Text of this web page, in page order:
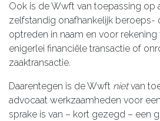
Ook is de Wwft van toepassing op
zelfstandig onafhankelijk beroeps-
optreden in naam en voor rekening
enigerlei financiële transactie of
zaaktransactie.
Daarentegen is de Wwft nietvan
advocaat werkzaamheden voor
sprake is van – kort gezegd – een